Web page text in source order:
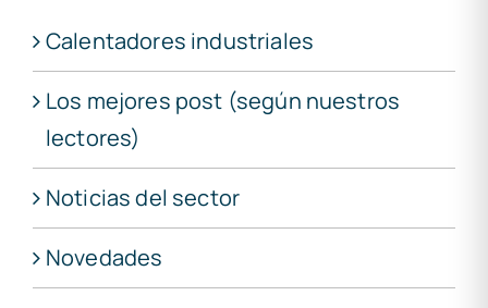
Calentadores industriales
Los mejores post (según nuestros
lectores)
Noticias del sector
Novedades